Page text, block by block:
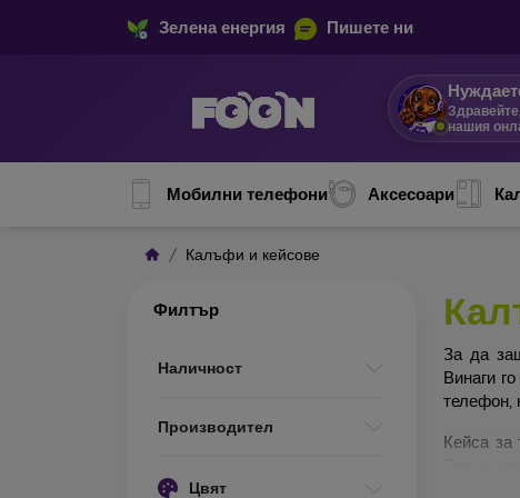
Зелена енергия Пишете ни
нашия
Мобилни телефони Аксесоари
Калъфи и кейсове
Филтър
Наличност
Производител
Цвят
За да
Винаги
телефон,
Кейса за